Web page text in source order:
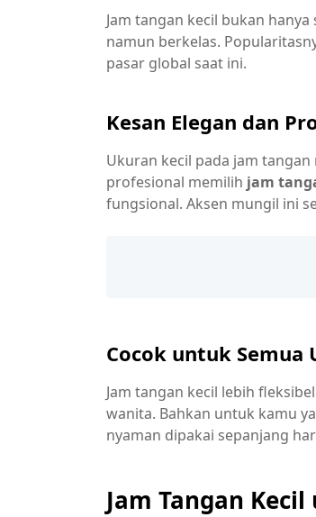
Jam tangan kecil bukan
namun berkelas.
pasar global saat ini.
Kesan Elegan dan
Ukuran kecil pada jam
profesional memilih jam
fungsional. Aksen mungil ini
Cocok untuk Semua
Jam tangan kecil lebih
wanita. Bahkan untuk kamu
nyaman dipakai sepanjang
Jam Tangan